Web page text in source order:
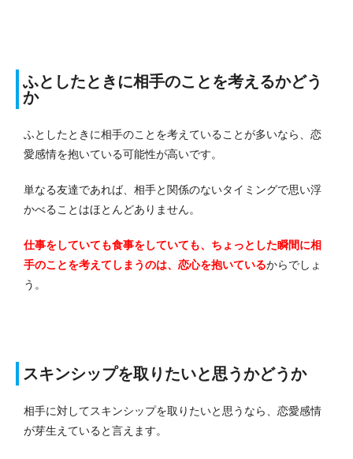
ふとしたときに相手のことを考えるかどう
か
ふとしたときに相手のことを考えていることが多いなら、恋
愛感情を抱いている可能性が高いです。
単なる友達であれば、相手と関係のないタイミングで思い浮
かべることはほとんどありません。
仕事をしていても食事をしていても、ちょっとした瞬間に相
手のことを考えてしまうのは、恋心を抱いているからでしょ
う。
スキンシップを取りたいと思うかどうか
相手に対してスキンシップを取りたいと思うなら、恋愛感情
が芽生えていると言えます。